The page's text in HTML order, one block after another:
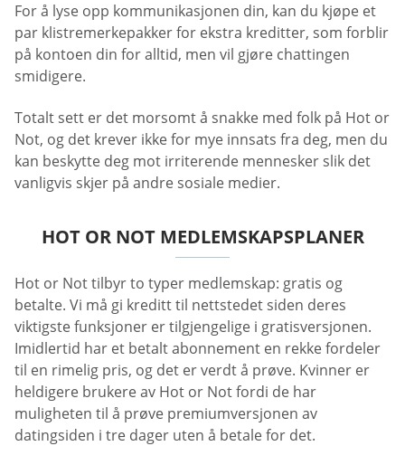
For å lyse opp kommunikasjonen din, kan du kjøpe et
par klistremerkepakker for ekstra kreditter, som forblir
på kontoen din for alltid, men vil gjøre chattingen
smidigere.
Totalt sett er det morsomt å snakke med folk på Hot or
Not, og det krever ikke for mye innsats fra deg, men du
kan beskytte deg mot irriterende mennesker slik det
vanligvis skjer på andre sosiale medier.
HOT OR NOT MEDLEMSKAPSPLANER
Hot or Not tilbyr to typer medlemskap: gratis og
betalte. Vi må gi kreditt til nettstedet siden deres
viktigste funksjoner er tilgjengelige i gratisversjonen.
Imidlertid har et betalt abonnement en rekke fordeler
til en rimelig pris, og det er verdt å prøve. Kvinner er
heldigere brukere av Hot or Not fordi de har
muligheten til å prøve premiumversjonen av
datingsiden i tre dager uten å betale for det.